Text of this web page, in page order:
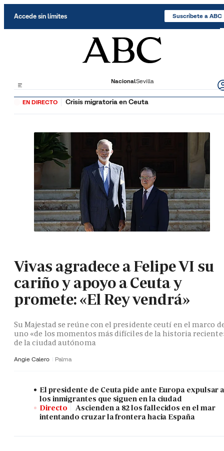
Accede sin límites Suscríbete a ABC
NacionalSevilla
EN DIRECTO Crisis migratoria en Ceuta
Vivas agradece a Felipe VI su
cariño y apoyo a Ceuta y
promete: «El Rey vendrá»
Su Majestad se reúne con el presidente ceutí en el marco
uno «de los momentos más difíciles de la historia
de la ciudad autónoma
Angie Calero Palma
El presidente de Ceuta pide ante Europa expulsar
los inmigrantes que siguen en la ciudad
Directo
Ascienden a 82 los fallecidos en el mar
intentando cruzar la frontera hacia España